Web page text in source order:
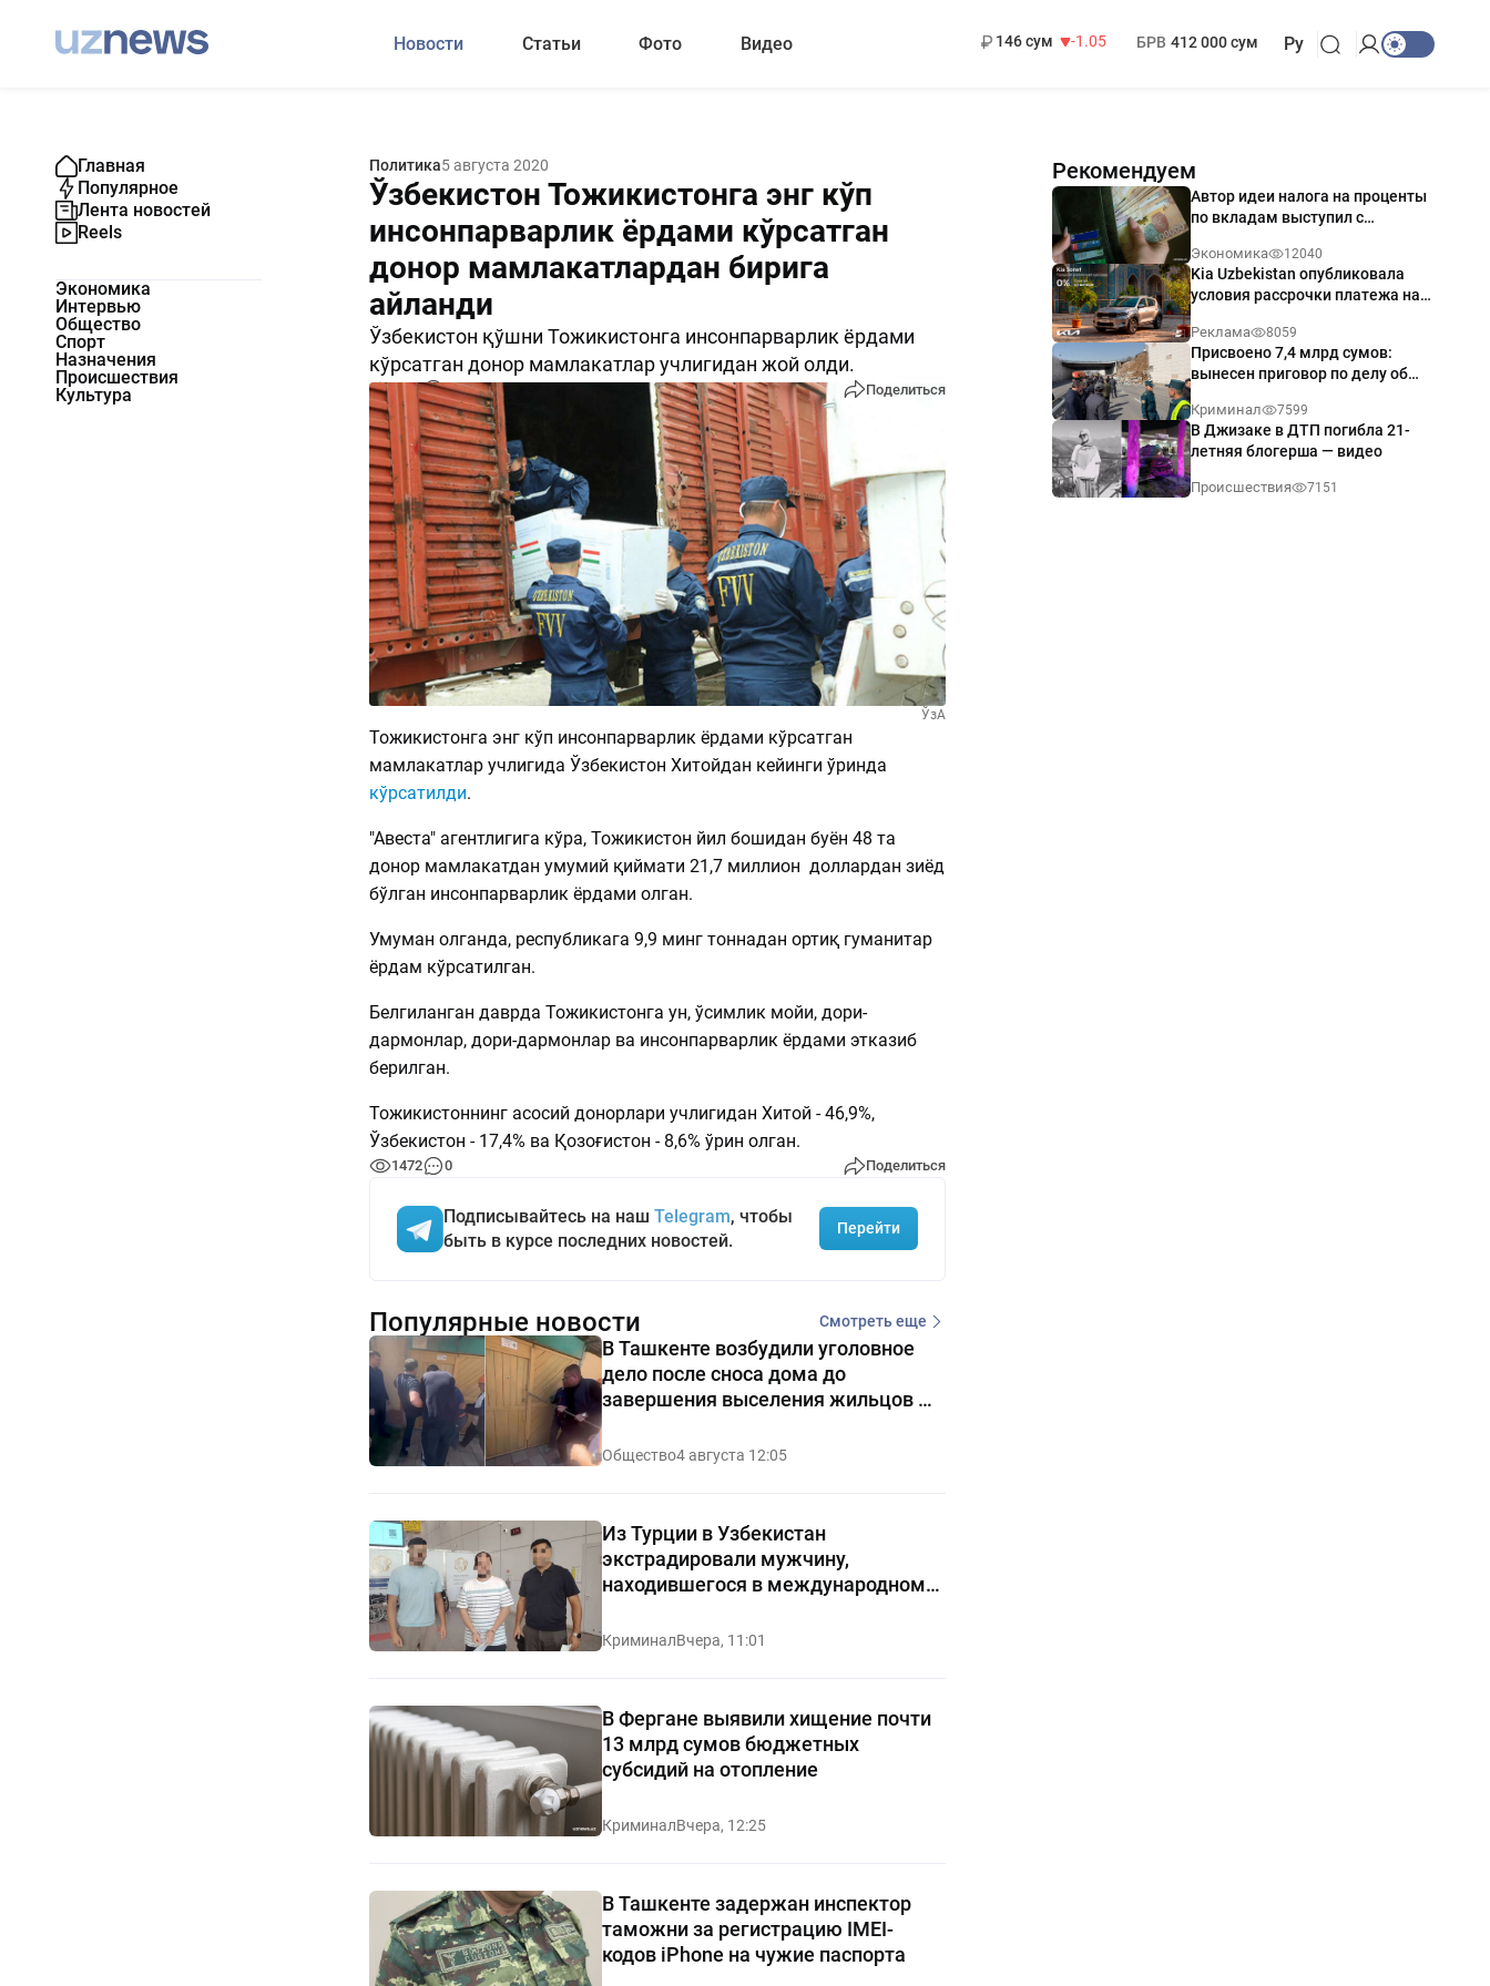
Новости Статьи Фото Видео
146 сум
-1.05
БРВ 412 000 сум Ру
Главная
Популярное
Лента новостей
Reels
Экономика
Интервью
Общество
Спорт
Назначения
Происшествия
Культура
Политика5 августа 2020
Ўзбекистон Тожикистонга энг кўп
инсонпарварлик ёрдами кўрсатган
донор мамлакатлардан бирига
айланди
Ўзбекистон қўшни Тожикистонга инсонпарварлик ёрдами
кўрсатган донор мамлакатлар учлигидан жой олди.
1472 0 Поделиться
ЎзА
Тожикистонга энг кўп инсонпарварлик ёрдами кўрсатган
мамлакатлар учлигида Ўзбекистон Хитойдан кейинги ўринда
кўрсатилди.
"Авеста" агентлигига кўра, Тожикистон йил бошидан буён 48 та
донор мамлакатдан умумий қиймати 21,7 миллион доллардан зиёд
бўлган инсонпарварлик ёрдами олган.
Умуман олганда, республикага 9,9 минг тоннадан ортиқ гуманитар
ёрдам кўрсатилган.
Белгиланган даврда Тожикистонга ун, ўсимлик мойи, дори-
дармонлар, дори-дармонлар ва инсонпарварлик ёрдами этказиб
берилган.
Тожикистоннинг асосий донорлари учлигидан Хитой - 46,9%,
Ўзбекистон - 17,4% ва Қозоғистон - 8,6% ўрин олган.
1472 0 Поделиться
Подписывайтесь на наш Telegram, чтобы
быть в курсе последних новостей.
Перейти
Рекомендуем
Автор идеи налога на проценты
по вкладам выступил с
Экономика 12040
Kia Uzbekistan опубликовала
условия рассрочки платежа на
годовых
Реклама 8059
Присвоено 7,4 млрд сумов:
вынесен приговор по делу об
Ташкенте
Криминал 7599
В Джизаке в ДТП погибла 21-
летняя блогерша — видео
Происшествия 7151
Популярные новости Смотреть еще
В Ташкенте возбудили уголовное
дело после сноса дома до
завершения выселения жильцов —
видео
Общество4 августа 12:05
Из Турции в Узбекистан
экстрадировали мужчину,
находившегося в международном
КриминалВчера, 11:01
В Фергане выявили хищение почти
13 млрд сумов бюджетных
субсидий на отопление
КриминалВчера, 12:25
В Ташкенте задержан инспектор
таможни за регистрацию IMEI-
кодов iPhone на чужие паспорта